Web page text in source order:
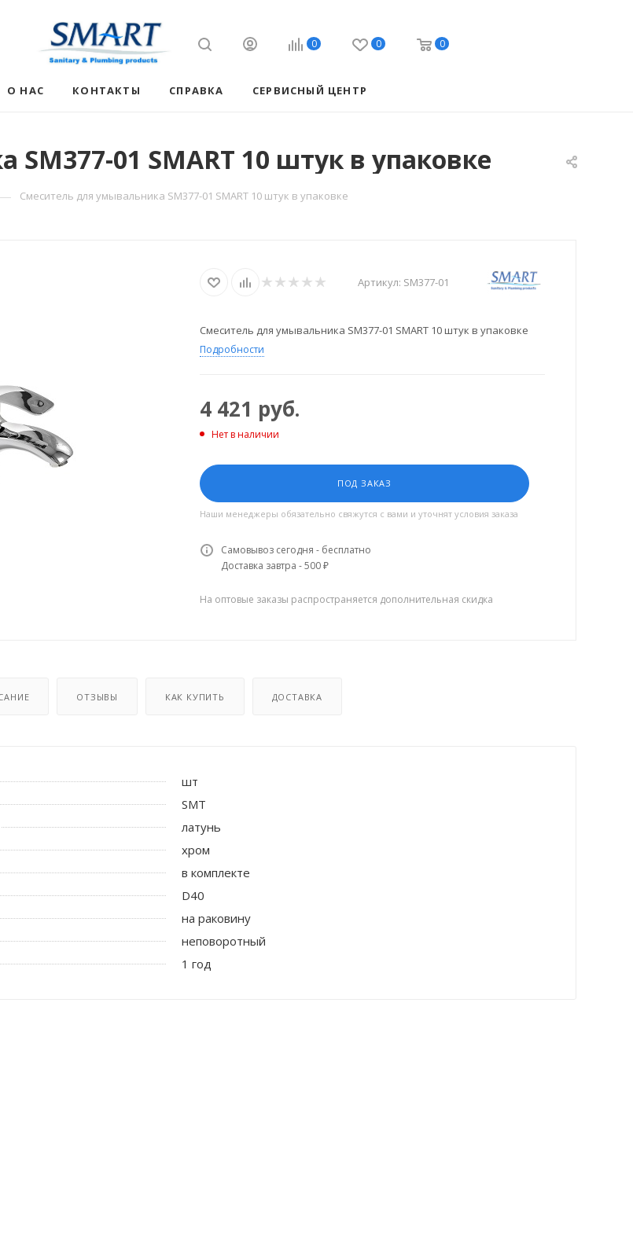
0 0 0
О НАС КОНТАКТЫ СПРАВКА СЕРВИСНЫЙ ЦЕНТР
01 SMART 10 штук в упаковке
— Смеситель для умывальника SM377-01 SMART 10 штук в упаковке
Артикул: SM377-01
Смеситель для умывальника SM377-01 SMART 10 штук в упаковке
Подробности
4 421 руб.
Нет в наличии
ПОД ЗАКАЗ
Наши менеджеры обязательно свяжутся с вами и уточнят условия заказа
Самовывоз сегодня - бесплатно
Доставка завтра - 500 ₽
На оптовые заказы распространяется дополнительная скидка
ОТЗЫВЫ КАК КУПИТЬ ДОСТАВКА
шт
SMT
латунь
хром
в комплекте
D40
на раковину
неповоротный
1 год